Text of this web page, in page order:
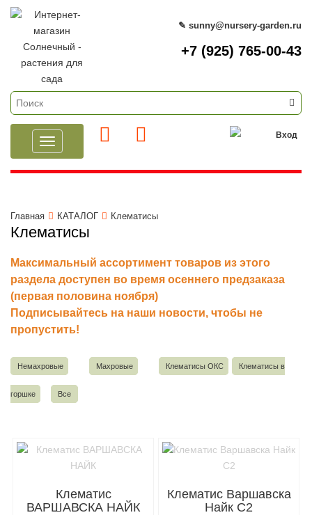
✎ sunny@nursery-garden.ru
+7 (925) 765-00-43
Вход
Toggle
navigation
Главная КАТАЛОГ Клематисы
Клематисы
Максимальный ассортимент товаров из этого
раздела доступен во время осеннего предзаказа
(первая половина ноября)
Подписывайтесь на наши новости, чтобы не
пропустить!
Немахровые Махровые Клематисы ОКС Клематисы в
горшке Все
Клематис
ВАРШАВСКА НАЙК
Клематис Варшавска
Найк C2